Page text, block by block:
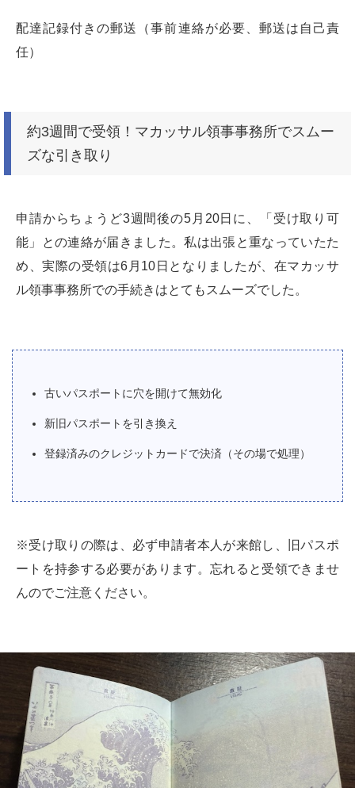
配達記録付きの郵送（事前連絡が必要、郵送は自己責
任）
約3週間で受領！マカッサル領事事務所でスムー
ズな引き取り
申請からちょうど3週間後の5月20日に、「受け取り可
能」との連絡が届きました。私は出張と重なっていたた
め、実際の受領は6月10日となりましたが、在マカッサ
ル領事事務所での手続きはとてもスムーズでした。
古いパスポートに穴を開けて無効化
新旧パスポートを引き換え
登録済みのクレジットカードで決済（その場で処理）
※受け取りの際は、必ず申請者本人が来館し、旧パスポ
ートを持参する必要があります。忘れると受領できませ
んのでご注意ください。